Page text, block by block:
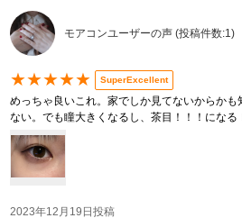
モアコンユーザーの声 (投稿件数:1)
★★★★★ SuperExcellent
めっちゃ良いこれ。家でしか見てないからか
ない。でも瞳大きくなるし、茶目！！！になる
2023年12月19日投稿